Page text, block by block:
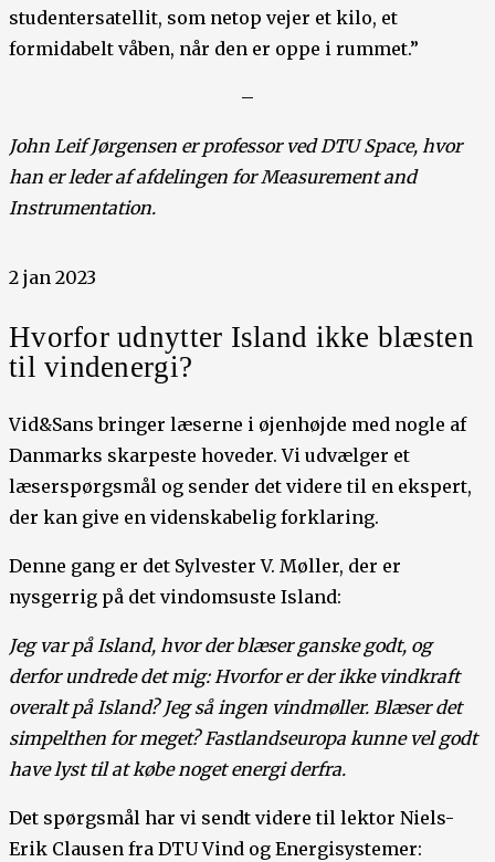
studentersatellit, som netop vejer et kilo, et
formidabelt våben, når den er oppe i rummet.”
–
John Leif Jørgensen er professor ved DTU Space, hvor
han er leder af afdelingen for Measurement and
Instrumentation.
2 jan 2023
Hvorfor udnytter Island ikke blæsten
til vindenergi?
Vid&Sans bringer læserne i øjenhøjde med nogle af
Danmarks skarpeste hoveder. Vi udvælger et
læserspørgsmål og sender det videre til en ekspert,
der kan give en videnskabelig forklaring.
Denne gang er det Sylvester V. Møller, der er
nysgerrig på det vindomsuste Island:
Jeg var på Island, hvor der blæser ganske godt, og
derfor undrede det mig: Hvorfor er der ikke vindkraft
overalt på Island? Jeg så ingen vindmøller. Blæser det
simpelthen for meget? Fastlandseuropa kunne vel godt
have lyst til at købe noget energi derfra.
Det spørgsmål har vi sendt videre til lektor Niels-
Erik Clausen fra DTU Vind og Energisystemer: